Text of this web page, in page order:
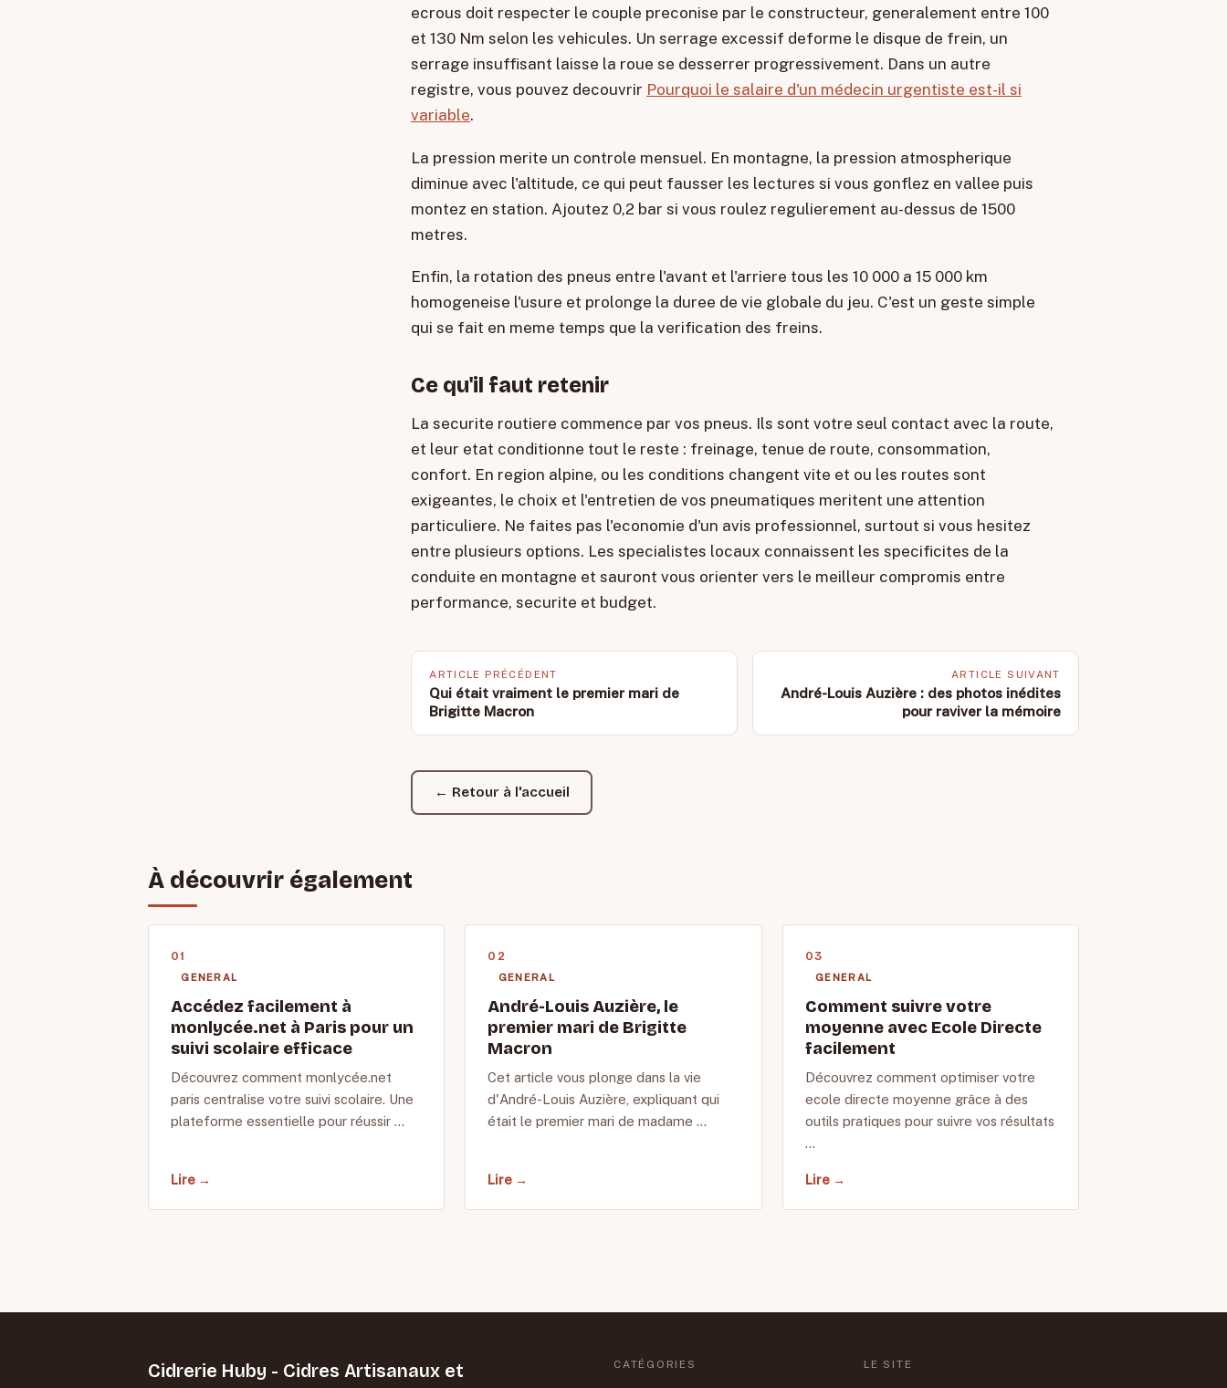
ecrous doit respecter le couple preconise par le constructeur, generalement entre 100
et 130 Nm selon les vehicules. Un serrage excessif deforme le disque de frein, un
serrage insuffisant laisse la roue se desserrer progressivement. Dans un autre
registre, vous pouvez decouvrir Pourquoi le salaire d'un médecin urgentiste est-il si
variable.
La pression merite un controle mensuel. En montagne, la pression atmospherique
diminue avec l'altitude, ce qui peut fausser les lectures si vous gonflez en vallee puis
montez en station. Ajoutez 0,2 bar si vous roulez regulierement au-dessus de 1500
metres.
Enfin, la rotation des pneus entre l'avant et l'arriere tous les 10 000 a 15 000 km
homogeneise l'usure et prolonge la duree de vie globale du jeu. C'est un geste simple
qui se fait en meme temps que la verification des freins.
Ce qu'il faut retenir
La securite routiere commence par vos pneus. Ils sont votre seul contact avec la route,
et leur etat conditionne tout le reste : freinage, tenue de route, consommation,
confort. En region alpine, ou les conditions changent vite et ou les routes sont
exigeantes, le choix et l'entretien de vos pneumatiques meritent une attention
particuliere. Ne faites pas l'economie d'un avis professionnel, surtout si vous hesitez
entre plusieurs options. Les specialistes locaux connaissent les specificites de la
conduite en montagne et sauront vous orienter vers le meilleur compromis entre
performance, securite et budget.
ARTICLE PRÉCÉDENT
Qui était vraiment le premier mari de
Brigitte Macron
ARTICLE SUIVANT
André-Louis Auzière : des photos inédites
pour raviver la mémoire
← Retour à l'accueil
À découvrir également
GENERAL
Accédez facilement à
monlycée.net à Paris pour un
suivi scolaire efficace
Découvrez comment monlycée.net
paris centralise votre suivi scolaire. Une
plateforme essentielle pour réussir …
Lire →
GENERAL
André-Louis Auzière, le
premier mari de Brigitte
Macron
Cet article vous plonge dans la vie
d'André-Louis Auzière, expliquant qui
était le premier mari de madame …
Lire →
GENERAL
Comment suivre votre
moyenne avec Ecole Directe
facilement
Découvrez comment optimiser votre
ecole directe moyenne grâce à des
outils pratiques pour suivre vos résultats
…
Lire →
Cidrerie Huby - Cidres Artisanaux et CATÉGORIES LE SITE